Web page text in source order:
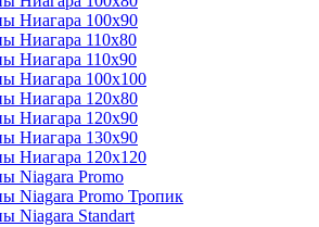
Ниагара 100x90
Ниагара 110x80
Ниагара 110x90
Ниагара 100x100
Ниагара 120x80
Ниагара 120x90
Ниагара 130x90
Ниагара 120x120
Niagara Promo
Niagara Promo Тропик
Niagara Standart